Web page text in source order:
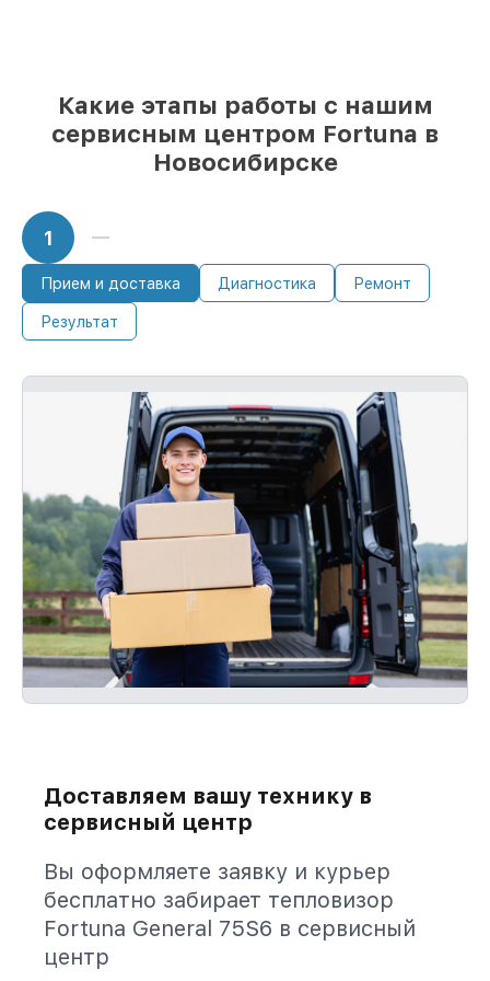
Какие этапы работы с нашим
сервисным центром Fortuna в
Новосибирске
1
Прием и доставка Диагностика Ремонт
Результат
Доставляем вашу технику в
сервисный центр
Вы оформляете заявку и курьер
бесплатно забирает тепловизор
Fortuna General 75S6 в сервисный
центр